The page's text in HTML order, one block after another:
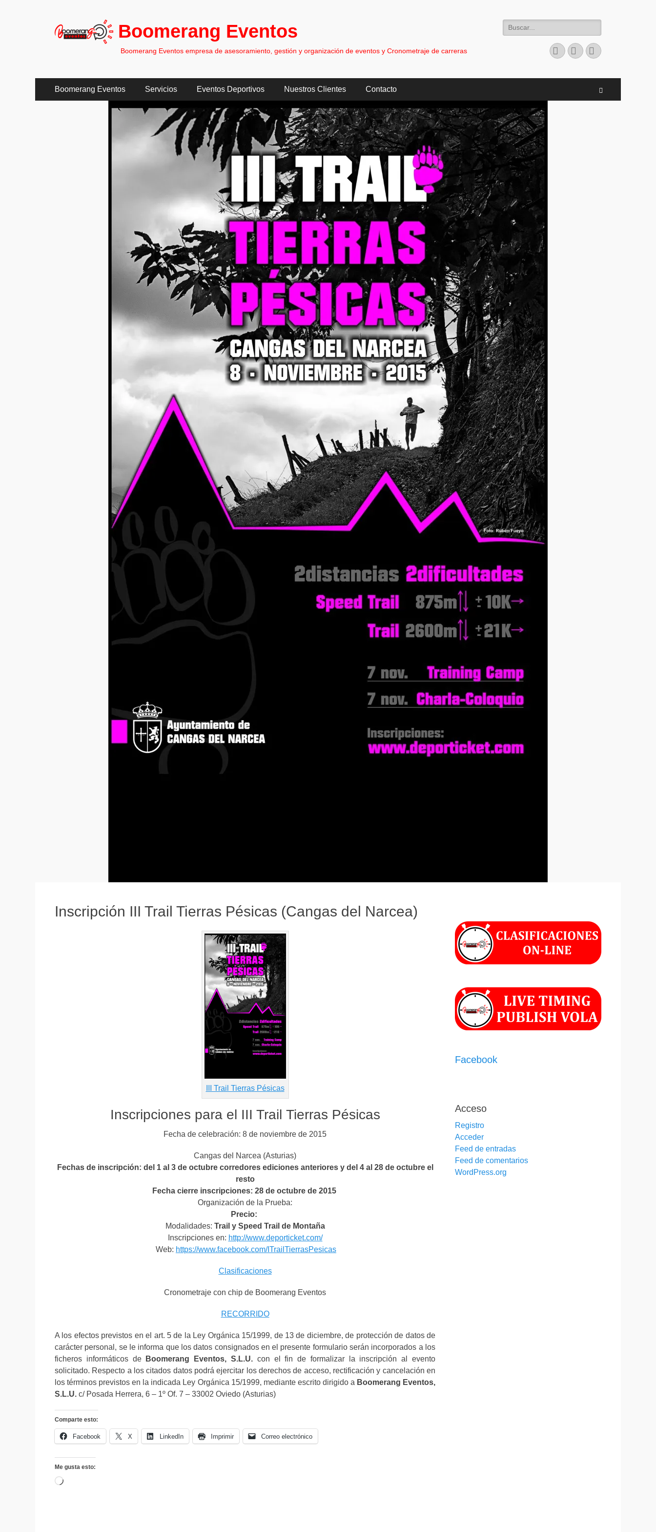
Boomerang Eventos
Boomerang Eventos empresa de asesoramiento, gestión y organización de eventos y Cronometraje de carreras
Buscar:
Facebook
InstagramTeléfono
Menú
principal
Boomerang Eventos Servicios Eventos Deportivos Nuestros Clientes Contacto
Inscripción III Trail Tierras Pésicas (Cangas del Narcea)
III Trail Tierras Pésicas
Inscripciones para el III Trail Tierras Pésicas
Fecha de celebración: 8 de noviembre de 2015
Cangas del Narcea (Asturias)
Fechas de inscripción: del 1 al 3 de octubre corredores ediciones anteriores y del 4 al 28 de octubre el
resto
Fecha cierre inscripciones: 28 de octubre de 2015
Organización de la Prueba:
Precio:
Modalidades: Trail y Speed Trail de Montaña
Inscripciones en: http://www.deporticket.com/
Web: https://www.facebook.com/ITrailTierrasPesicas
Clasificaciones
Cronometraje con chip de Boomerang Eventos
RECORRIDO
A los efectos previstos en el art. 5 de la Ley Orgánica 15/1999, de 13 de diciembre, de protección de datos de
carácter personal, se le informa que los datos consignados en el presente formulario serán incorporados a los
ficheros informáticos de
Boomerang Eventos, S.L.U.con el fin de formalizar la inscripción al evento
solicitado. Respecto a los citados datos podrá ejercitar los derechos de acceso, rectificación y cancelación en
los términos previstos en la indicada Ley Orgánica 15/1999, mediante escrito dirigido a Boomerang Eventos,
S.L.U. c/ Posada Herrera, 6 – 1º Of. 7 – 33002 Oviedo (Asturias)
Comparte esto:
Facebook X LinkedIn Imprimir Correo electrónico
Me gusta esto:
Cargando...
Facebook
Acceso
Registro
Acceder
Feed de entradas
Feed de comentarios
WordPress.org